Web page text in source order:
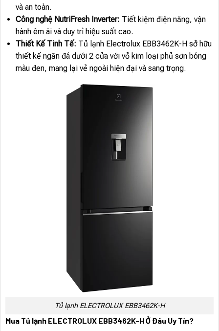
và an toàn.
Công nghệ NutriFresh Inverter: Tiết kiệm điện năng, vận
hành êm ái và duy trì hiệu suất cao.
Thiết Kế Tinh Tế: Tủ lạnh Electrolux EBB3462K-H sở hữu
thiết kế ngăn đá dưới 2 cửa với vỏ kim loại phủ sơn bóng
màu đen, mang lại vẻ ngoài hiện đại và sang trọng.
Tủ lạnh ELECTROLUX EBB3462K-H
Mua Tủ lạnh ELECTROLUX EBB3462K-H Ở Đâu Uy Tín?